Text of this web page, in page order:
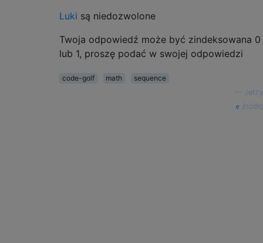
Luki są niedozwolone
Twoja odpowiedź może być zindeksowana 0
lub 1, proszę podać w swojej odpowiedzi
code-golf math
sequence
Jerzy
źródło